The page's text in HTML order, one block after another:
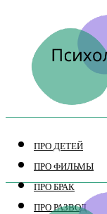
ПРО ДЕТЕЙ
ПРО ФИЛЬМЫ
ПРО БРАК
ПРО РАЗВОД